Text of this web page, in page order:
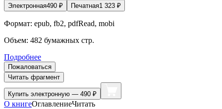
Электронная490 ₽ Печатная1 323 ₽
Формат: epub, fb2, pdfRead, mobi
Объем: 482 бумажных стр.
Подробнее
Пожаловаться
Читать фрагмент
Купить электронную — 490 ₽
О книгеОглавлениеЧитать